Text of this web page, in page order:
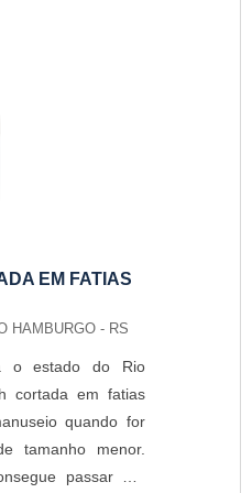
oferece os
atender todos
produtos do
COM FITA ABRE E
Empório
a produção com
até em pequenas
EM FATIAS
HAMBURGO - RS
o estado do Rio
cortada em fatias
quando for
tamanho menor.
passar por